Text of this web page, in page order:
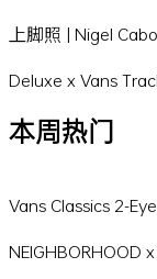
上脚照 | Nigel
Deluxe x Vans
本周热门
Vans Classics 2-
NEIGHBORHOOD